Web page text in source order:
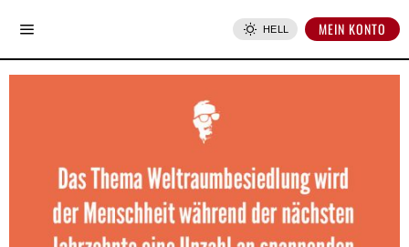
HELL MEIN KONTO